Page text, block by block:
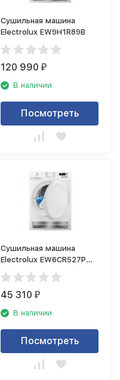
Сушильная машина
Electrolux EW9H1R89B
120 990₽
В наличии
Посмотреть
Сушильная машина
Electrolux EW6CR527P
PerfectCare
45 310₽
В наличии
Посмотреть